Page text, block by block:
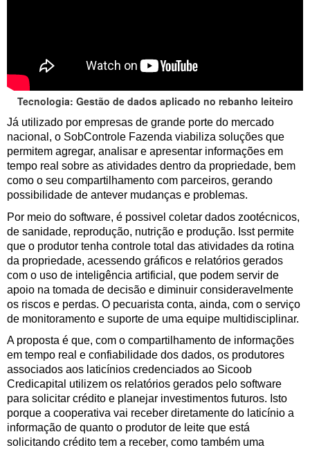
Tecnologia: Gestão de dados aplicado no rebanho leiteiro
Já utilizado por empresas de grande porte do mercado
nacional, o SobControle Fazenda viabiliza soluções que
permitem agregar, analisar e apresentar informações em
tempo real sobre as atividades dentro da propriedade, bem
como o seu compartilhamento com parceiros, gerando
possibilidade de antever mudanças e problemas.
Por meio do software, é possivel coletar dados zootécnicos,
de sanidade, reprodução, nutrição e produção. Isst permite
que o produtor tenha controle total das atividades da rotina
da propriedade, acessendo gráficos e relatórios gerados
com o uso de inteligência artificial, que podem servir de
apoio na tomada de decisão e diminuir consideravelmente
os riscos e perdas. O pecuarista conta, ainda, com o serviço
de monitoramento e suporte de uma equipe multidisciplinar.
A proposta é que, com o compartilhamento de informações
em tempo real e confiabilidade dos dados, os produtores
associados aos laticínios credenciados ao Sicoob
Credicapital utilizem os relatórios gerados pelo software
para solicitar crédito e planejar investimentos futuros. Isto
porque a cooperativa vai receber diretamente do laticínio a
informação de quanto o produtor de leite que está
solicitando crédito tem a receber, como também uma